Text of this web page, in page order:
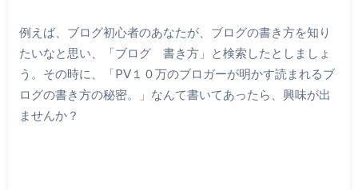
例えば、ブログ初心者のあなたが、ブログの書き方を知り
たいなと思い、「ブログ 書き方」と検索したとしましょ
う。その時に、「PV１０万のブロガーが明かす読まれるブ
ログの書き方の秘密。」なんて書いてあったら、興味が出
ませんか？